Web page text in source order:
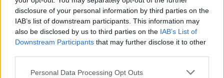
disclosure of your personal information by third parties on the
IAB’s list of downstream participants. This information may
also be disclosed by us to third parties on the IAB’s List of
Downstream Participants that may further disclose it to other
Personal Data Processing Opt Outs
Comissão de Proteção de Crianças e Jovens de Barcelos;
Direção-Geral de Reinserção Social e Serviços Prisionais
– Equipa do Cávado; e Núcleo Local de Inserção de
Barcelos e a SOPRO.
Foto: CMB.
Para António Carlos, o crescimento alcançado ao longo
dos últimos anos representa o cumprimento dos
objetivos que traçou quando iniciou o seu percurso no
setor imobiliário. O empresário considera que o
compradores e vendedores, mas também iniciativas
propõe parceria com a FUNCEX para
“reforçar inteligência sobre
comércio exterior”
Publicado 10 horas atrás on 06/08/2026